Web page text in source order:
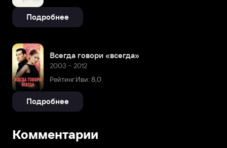
Подробнее
Всегда говори «всегда»
2003 – 2012
Рейтинг Иви: 8,0
Подробнее
Комментарии